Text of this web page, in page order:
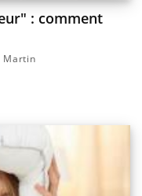
: comment
Martin